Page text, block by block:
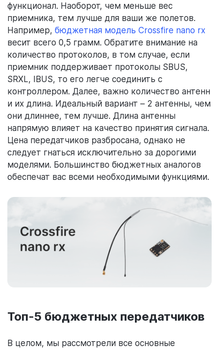
функционал. Наоборот, чем меньше вес
приемника, тем лучше для ваши же полетов.
Например, бюджетная модель Crossfire nano rx
весит всего 0,5 грамм. Обратите внимание на
количество протоколов, в том случае, если
приемник поддерживает протоколы SBUS,
SRXL, IBUS, то его легче соединить с
контроллером. Далее, важно количество антенн
и их длина. Идеальный вариант – 2 антенны, чем
они длиннее, тем лучше. Длина антенны
напрямую влияет на качество принятия сигнала.
Цена передатчиков разбросана, однако не
следует гнаться исключительно за дорогими
моделями. Большинство бюджетных аналогов
обеспечат вас всеми необходимыми функциями.
Топ-5 бюджетных передатчиков
В целом, мы рассмотрели все основные